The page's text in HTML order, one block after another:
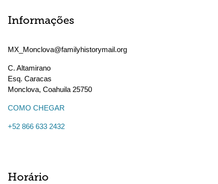
Informações
MX_Monclova@familyhistorymail.org
C. Altamirano
Esq. Caracas
Monclova, Coahuila 25750
COMO CHEGAR
+52 866 633 2432
Horário